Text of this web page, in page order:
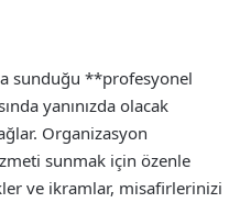
sunduğu **profesyonel
yanınızda olacak
Organizasyon
sunmak için özenle
ve ikramlar, misafirlerinizi